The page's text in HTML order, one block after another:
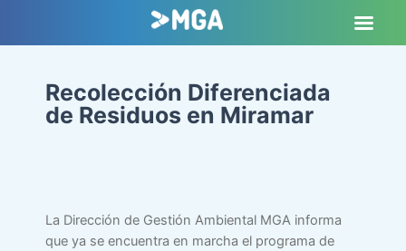
Recolección Diferenciada
de Residuos en Miramar
La Dirección de Gestión Ambiental MGA informa
que ya se encuentra en marcha el programa de